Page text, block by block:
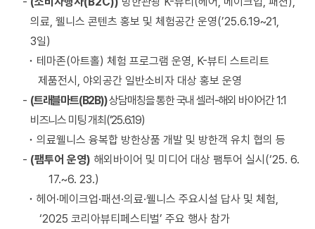
의료,웰니스 콘텐츠 홍보 및 체험공간 운영(’25.6.19~21,
3일)
･ 테마존(아트홀) 체험 프로그램 운영, K-뷰티 스트리트
제품전시 , 야외공간 일반소비자 대상 홍보 운영
- (트래블마트(B2B))상담매칭을 통한 국내 셀러-해외 바이어간1:1
비즈니스 미팅 개최 (’25.6.19)
･ 의료웰니스 융복합 방한상품 개발 및 방한객 유치 협의 등
- (팸투어 운영) 해외바이어 및 미디어 대상 팸투어 실시 (‘25. 6.
17.~6. 23.)
･ 헤어 ·메이크업·패션·의료·웰니스 주요시설 답사 및 체험,
‘2025 코리아뷰티페스티벌’ 주요 행사 참가